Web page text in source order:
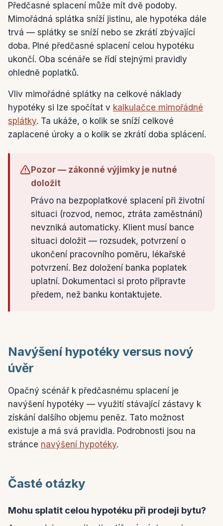
Předčasné splacení může mít dvě podoby.
Mimořádná splátka sníží jistinu, ale hypotéka dále
trvá — splátky se sníží nebo se zkrátí zbývající
doba. Plné předčasné splacení celou hypotéku
ukončí. Oba scénáře se řídí stejnými pravidly
ohledně poplatků.
Vliv mimořádné splátky na celkové náklady
hypotéky si lze spočítat v kalkulačce mimořádné
splátky. Ta ukáže, o kolik se sníží celkové
zaplacené úroky a o kolik se zkrátí doba splácení.
Pozor — zákonné výjimky je nutné
doložit
Právo na bezpoplatkové splacení při životní
situaci (rozvod, nemoc, ztráta zaměstnání)
nevzniká automaticky. Klient musí bance
situaci doložit — rozsudek, potvrzení o
ukončení pracovního poměru, lékařské
potvrzení. Bez doložení banka poplatek
uplatní. Dokumentaci si proto připravte
předem, než banku kontaktujete.
Navýšení hypotéky versus nový
úvěr
Opačný scénář k předčasnému splacení je
navýšení hypotéky — využití stávající zástavy k
získání dalšího objemu peněz. Tato možnost
existuje a má svá pravidla. Podrobnosti jsou na
stránce navýšení hypotéky.
Časté otázky
Mohu splatit celou hypotéku při prodeji bytu?